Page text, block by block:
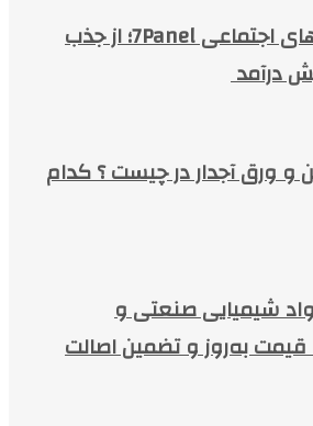
خدمات شبکه‌های اجتماعی 7Panel؛ از جذب
درآمد
و ورق آجدار در چیست ؟ کدام
شیمیایی صنعتی و
قیمت به‌روز و تضمین اصالت